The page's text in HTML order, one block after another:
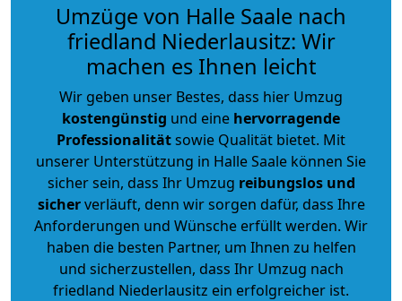
Umzüge von Halle Saale nach
friedland Niederlausitz: Wir
machen es Ihnen leicht
Wir geben unser Bestes, dass hier Umzug
kostengünstig und eine hervorragende
Professionalitätsowie Qualität bietet. Mit
unserer Unterstützung in Halle Saale können Sie
sicher sein, dass Ihr Umzug reibungslos und
sicherverläuft, denn wir sorgen dafür, dass Ihre
Anforderungen und Wünsche erfüllt werden. Wir
haben die besten Partner, um Ihnen zu helfen
und sicherzustellen, dass Ihr Umzug nach
friedland Niederlausitz ein erfolgreicher ist.